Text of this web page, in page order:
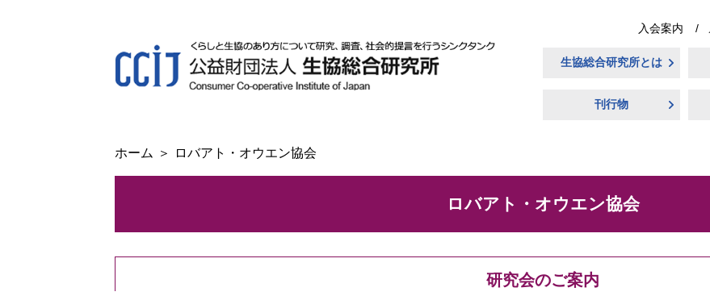
入会案内
生協総合研究所とは
刊行物
ホーム ロバアト・オウエン協会
ロバアト・オウエン協会
研究会のご案内